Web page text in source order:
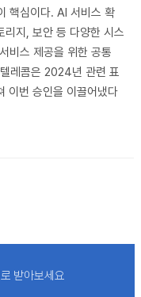
핵심이다. AI 서비스 확
리지, 보안 등 다양한 시스
비스 제공을 위한 공통
레콤은 2024년 관련 표
이번 승인을 이끌어냈다
받아보세요